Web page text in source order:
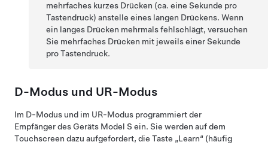
mehrfaches kurzes Drücken (ca. eine Sekunde pro
Tastendruck) anstelle eines langen Drückens. Wenn
ein langes Drücken mehrmals fehlschlägt, versuchen
Sie mehrfaches Drücken mit jeweils einer Sekunde
pro Tastendruck.
D-Modus und UR-Modus
Im D-Modus und im UR-Modus programmiert der
Empfänger des Geräts Model S ein. Sie werden auf dem
Touchscreen dazu aufgefordert, die Taste „Learn“ (häufig